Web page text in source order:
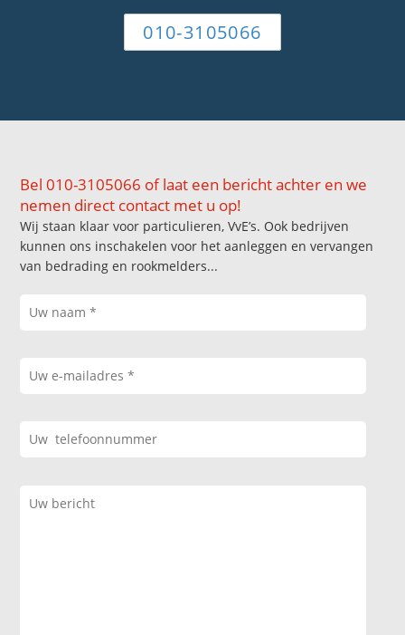
010-3105066
Bel 010-3105066 of laat een bericht achter en we
nemen direct contact met u op!
Wij staan klaar voor particulieren, VvE’s. Ook bedrijven
kunnen ons inschakelen voor het aanleggen en vervangen
van bedrading en rookmelders...